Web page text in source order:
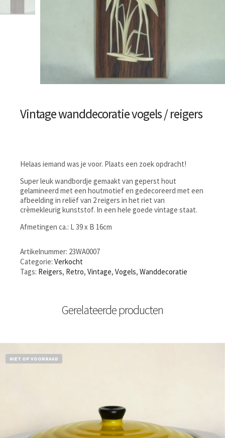
Vintage wanddecoratie vogels / reigers
Helaas iemand was je voor. Plaats een zoek opdracht!
Super leuk wandbordje gemaakt van geperst hout
gelamineerd met een houtmotief en gedecoreerd met een
afbeelding in reliëf van 2 reigers in het riet van
crèmekleurig kunststof. In een hele goede vintage staat.
Afmetingen ca.: L 39 x B 16cm
Artikelnummer: 23WA0007
Categorie: Verkocht
Tags: Reigers, Retro, Vintage, Vogels, Wanddecoratie
Gerelateerde producten
NIET OP VOORRAAD